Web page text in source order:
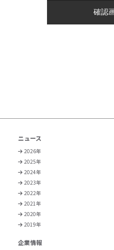
ニュース
2026年
2025年
2024年
2023年
2022年
2021年
2020年
2019年
企業情報